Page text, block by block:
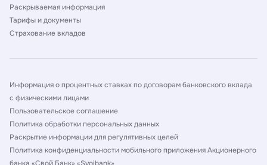
Раскрываемая информация
Тарифы и документы
Страхование вкладов
Информация о процентных ставках по договорам банковского вклада
с физическими лицами
Пользовательское соглашение
Политика обработки персональных данных
Раскрытие информации для регулятивных целей
Политика конфиденциальности мобильного приложения Акционерного
банка «Свой Банк» «Svoibank»